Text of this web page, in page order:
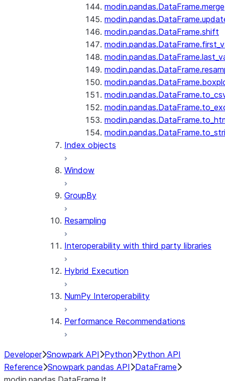
modin.pandas.DataFrame.merge
modin.pandas.DataFrame.shift
Index objects
Window
GroupBy
Resampling
Interoperability with third party libraries
Hybrid Execution
NumPy Interoperability
Performance Recommendations
Developer Snowpark API Python Python API
Reference Snowpark pandas API
DataFrame